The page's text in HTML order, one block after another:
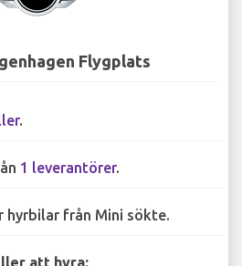
Flygplats
.
1 leverantörer.
från Mini sökte.
att hyra: